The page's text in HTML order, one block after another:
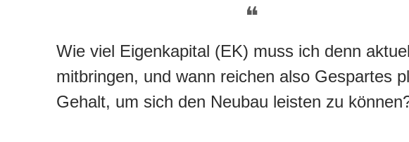
❝
Wie viel Eigenkapital (EK) muss ich denn
mitbringen, und wann reichen also Gespartes
Gehalt, um sich den Neubau leisten zu